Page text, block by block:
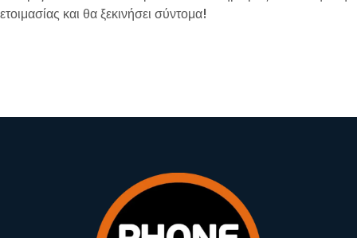
ετοιμασίας και θα ξεκινήσει σύντομα!